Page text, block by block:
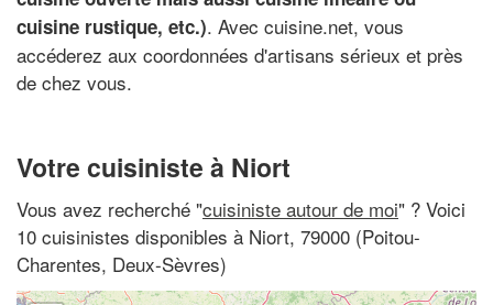
cuisine rustique, etc.). Avec cuisine.net, vous
accéderez aux coordonnées d'artisans sérieux et près
de chez vous.
Votre cuisiniste à Niort
Vous avez recherché "cuisiniste autour de moi" ? Voici
10 cuisinistes disponibles à Niort, 79000 (Poitou-
Charentes, Deux-Sèvres)